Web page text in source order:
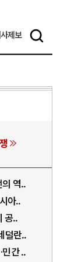
제보
역..
..
..
란..
간 ..